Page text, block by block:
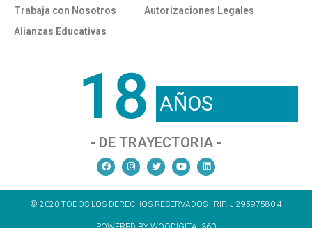
Trabaja con Nosotros
Autorizaciones Legales
Alianzas Educativas
18 AÑOS
- DE TRAYECTORIA -
© 2020 TODOS LOS DERECHOS RESERVADOS - RIF. J-29597580-4